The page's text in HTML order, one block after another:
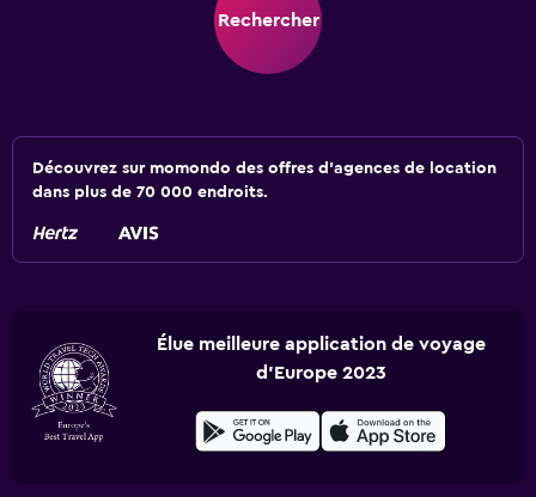
Rechercher
Découvrez sur momondo des offres d'agences de location
dans plus de 70 000 endroits.
Élue meilleure application de voyage
d'Europe 2023